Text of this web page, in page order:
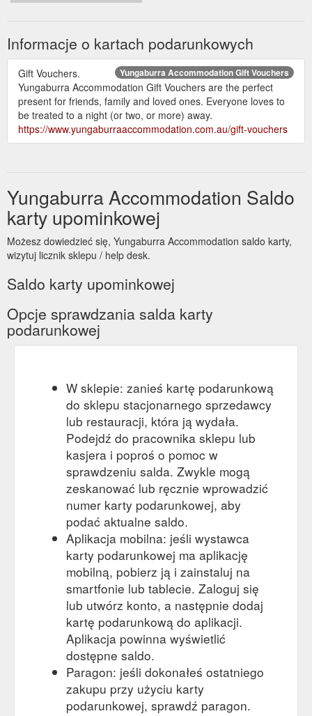
Informacje o kartach podarunkowych
Yungaburra Accommodation Gift Vouchers
Gift Vouchers.
Yungaburra Accommodation Gift Vouchers are the perfect
present for friends, family and loved ones. Everyone loves to
be treated to a night (or two, or more) away.
https://www.yungaburraaccommodation.com.au/gift-vouchers
Yungaburra Accommodation Saldo
karty upominkowej
Możesz dowiedzieć się, Yungaburra Accommodation saldo karty,
wizytuj licznik sklepu / help desk.
Saldo karty upominkowej
Opcje sprawdzania salda karty
podarunkowej
W sklepie: zanieś kartę podarunkową
do sklepu stacjonarnego sprzedawcy
lub restauracji, która ją wydała.
Podejdź do pracownika sklepu lub
kasjera i poproś o pomoc w
sprawdzeniu salda. Zwykle mogą
zeskanować lub ręcznie wprowadzić
numer karty podarunkowej, aby
podać aktualne saldo.
Aplikacja mobilna: jeśli wystawca
karty podarunkowej ma aplikację
mobilną, pobierz ją i zainstaluj na
smartfonie lub tablecie. Zaloguj się
lub utwórz konto, a następnie dodaj
kartę podarunkową do aplikacji.
Aplikacja powinna wyświetlić
dostępne saldo.
Paragon: jeśli dokonałeś ostatniego
zakupu przy użyciu karty
podarunkowej, sprawdź paragon.